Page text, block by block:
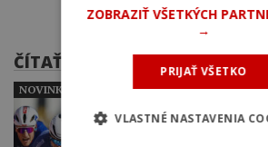
ČÍTAŤ ĎALEJ
NOVINKY
ZOBRAZIŤ VŠETKÝCH
→
PRIJAŤ VŠETKO
VLASTNÉ NASTAVENIA